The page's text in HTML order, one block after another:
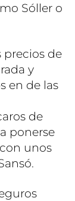
Sóller o
precios de
y
en de las
de
ponerse
unos